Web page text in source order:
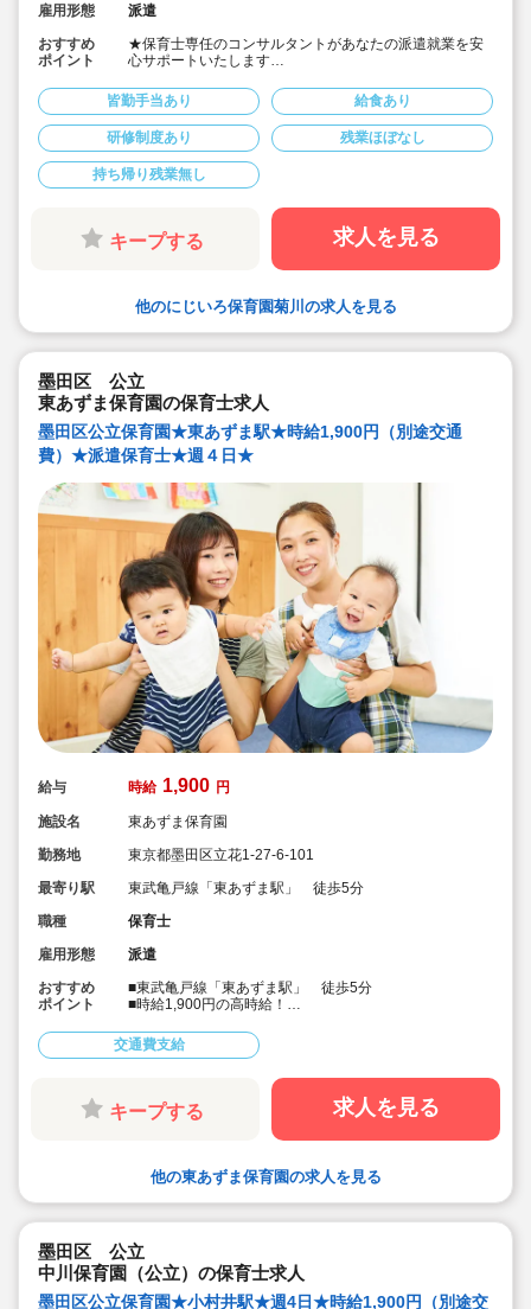
雇用形態
派遣
おすすめ
ポイント
★保育士専任のコンサルタントがあなたの派遣就業を安
心サポートいたします
11分の認可保育園です
★時給1,750円、別途交通費支給！
★時間固定＆土日祝休み！
★ワークライフバランス重視してご勤務いただけます
皆勤手当あり 給食あり
研修制度あり 残業ほぼなし
持ち帰り残業無し
キープする 求人を見る
他のにじいろ保育園菊川の求人を見る
墨田区 公立
東あずま保育園の保育士求人
墨田区公立保育園★東あずま駅★時給1,900円（別途交通
費）★派遣保育士★週４日★
給与 時給 1,900 円
施設名
東あずま保育園
勤務地
東京都墨田区立花1-27-6-101
最寄り駅
東武亀戸線「東あずま駅」 徒歩5分
職種
保育士
雇用形態
派遣
おすすめ
ポイント
■東武亀戸線「東あずま駅」 徒歩5分
■時給1,900円の高時給！
■人気の公立保育園求人です！
■社会保険完備・皆勤手当制度もあります！
交通費支給
キープする 求人を見る
他の東あずま保育園の求人を見る
墨田区 公立
中川保育園（公立）の保育士求人
墨田区公立保育園★小村井駅★週4日★時給1,900円（別途交